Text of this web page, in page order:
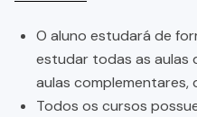
O aluno estudará de
estudar todas as aulas
aulas complementares,
Todos os cursos